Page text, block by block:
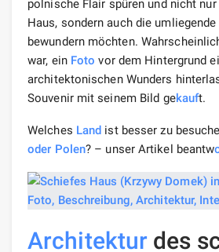
polnische Flair spüren und nicht
Haus, sondern auch die umliegende
bewundern möchten.
war, ein Foto vor dem Hintergrund
architektonischen Wunders
Souvenir mit seinem Bild gekauft.
Welches Land ist besser zu
oder Polen? – unser Artikel beantw
Architektur des